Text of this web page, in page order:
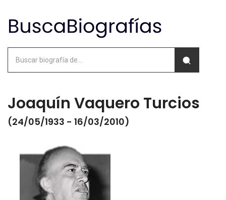
Joaquín Vaquero Turcios
(24/05/1933 - 16/03/2010)